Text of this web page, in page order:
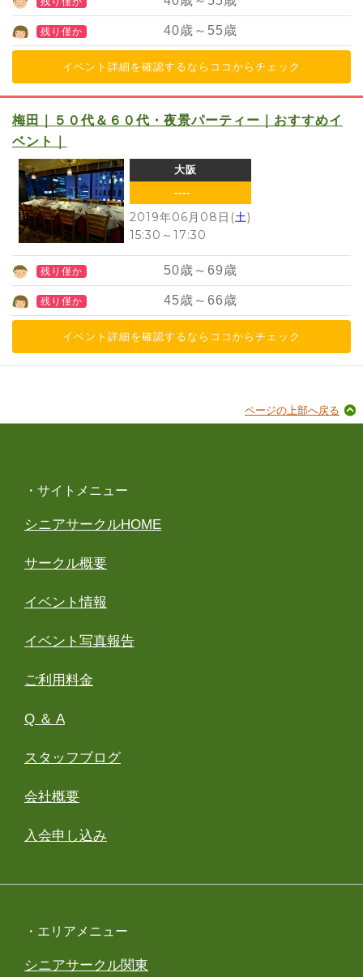
残り僅か 40歳～ 55歳
イベント詳細を確認するならココからチェック
梅田｜５０代＆６０代・夜景パーティー｜おすすめイ
ベント｜
大阪
----
2019年06月08日(土)
15:30 ～ 17:30
残り僅か 50歳～69歳
残り僅か 45歳～66歳
イベント詳細を確認するならココからチェック
ページの上部へ戻る
・サイトメニュー
シニアサークルHOME
サークル概要
イベント情報
イベント写真報告
ご利用料金
Q ＆ A
スタッフブログ
会社概要
入会申し込み
・エリアメニュー
シニアサークル関東